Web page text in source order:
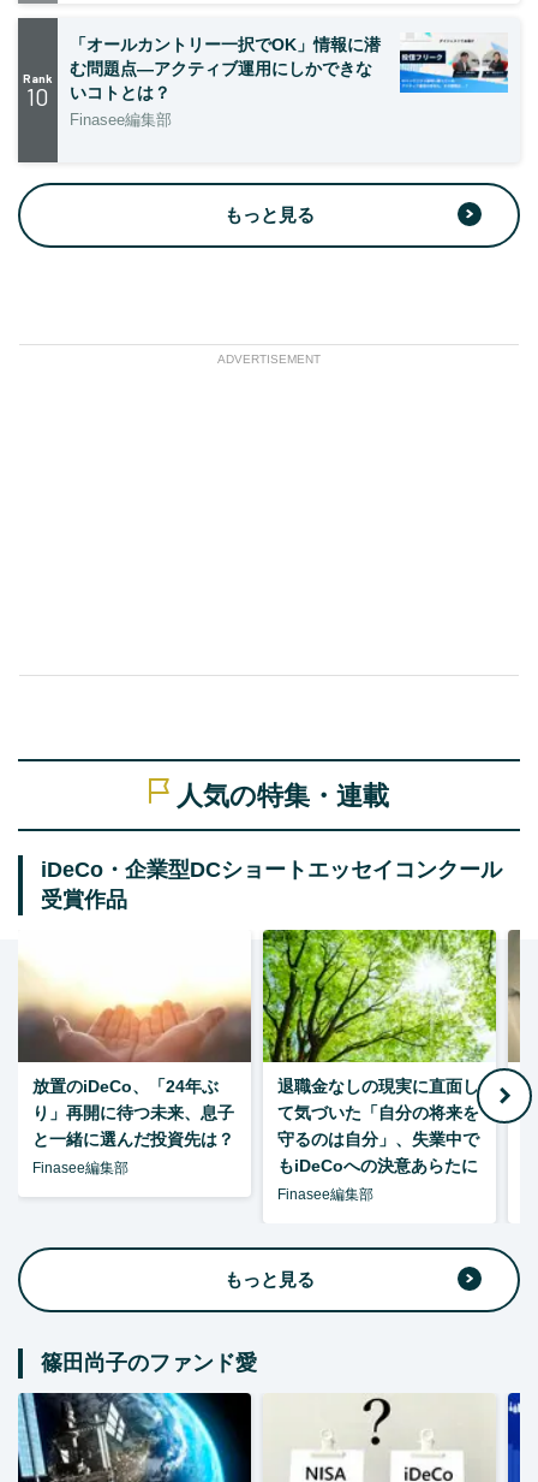
Rank
10
「オールカントリー一択でOK」情報に潜
む問題点―アクティブ運用にしかできな
いコトとは？
Finasee編集部
もっと見る
ADVERTISEMENT
人気の特集・連載
iDeCo・企業型DCショートエッセイコンクール
受賞作品
放置のiDeCo、「24年ぶ
り」再開に待つ未来、息子
と一緒に選んだ投資先は？
Finasee編集部
退職金なしの現実に直面し
て気づいた「自分の将来を
守るのは自分」、失業中で
もiDeCoへの決意あらたに
Finasee編集部
もっと見る
篠田尚子のファンド愛